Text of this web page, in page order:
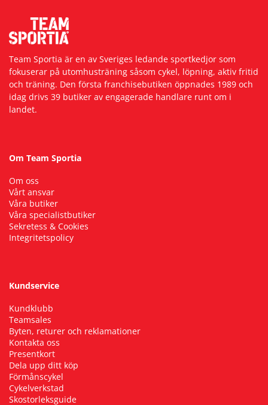
Team Sportia är en av Sveriges ledande sportkedjor som
fokuserar på utomhusträning såsom cykel, löpning, aktiv fritid
och träning. Den första franchisebutiken öppnades 1989 och
idag drivs 39 butiker av engagerade handlare runt om i
landet.
Om Team Sportia
Om oss
Vårt ansvar
Våra butiker
Våra specialistbutiker
Sekretess & Cookies
Integritetspolicy
Kundservice
Kundklubb
Teamsales
Byten, returer och reklamationer
Kontakta oss
Presentkort
Dela upp ditt köp
Förmånscykel
Cykelverkstad
Skostorleksguide